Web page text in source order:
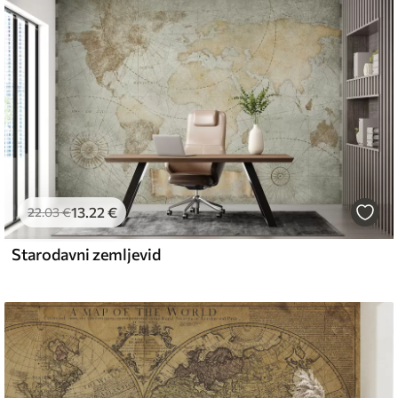
34 /m²
and Stick
49.00€/m²
22.03€13 .22 €
Starodavni zemljevid